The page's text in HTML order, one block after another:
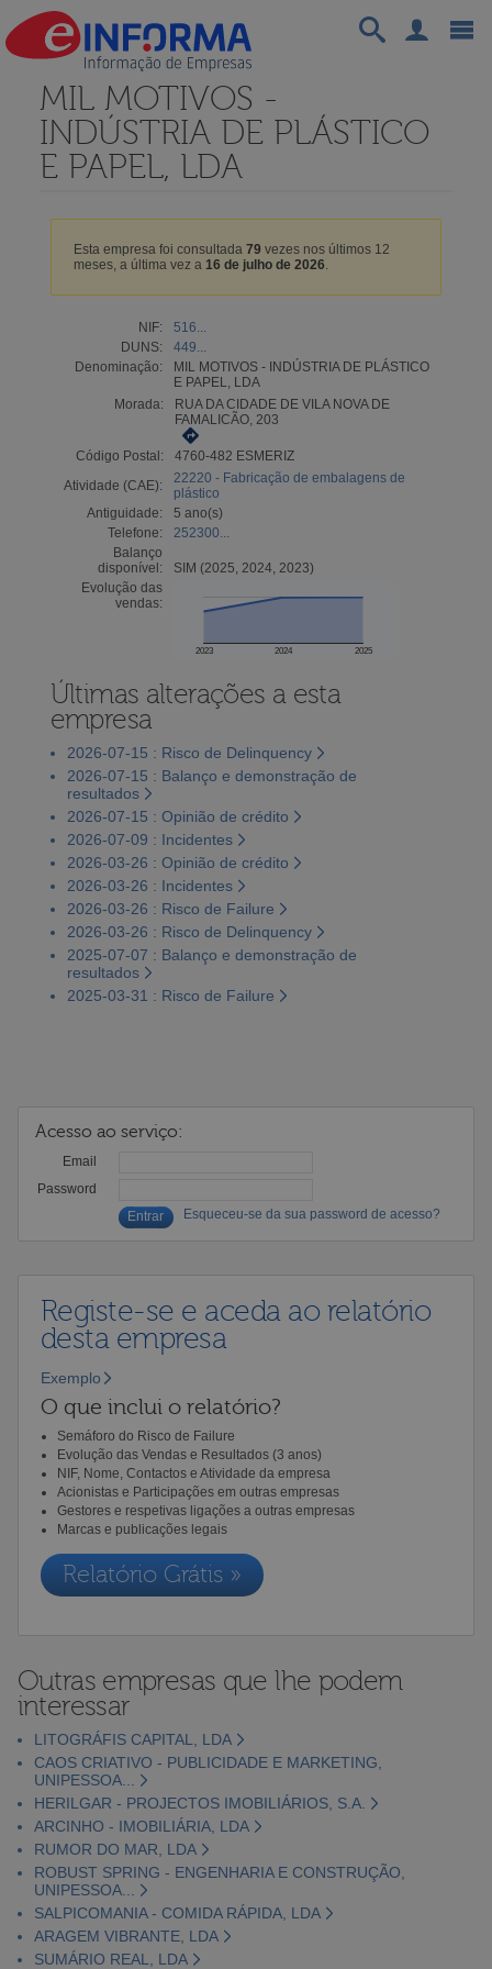
MIL MOTIVOS -
INDÚSTRIA DE PLÁSTICO
E PAPEL, LDA
Esta empresa foi consultada 79 vezes nos últimos 12
meses, a última vez a 16 de julho de 2026.
NIF:
516...
DUNS:
449...
Denominação:
MIL MOTIVOS - INDÚSTRIA DE PLÁSTICO
E PAPEL, LDA
Morada:
RUA DA CIDADE DE VILA NOVA DE
FAMALICÃO, 203
Código Postal:
4760-482 ESMERIZ
Atividade (CAE):
22220 - Fabricação de embalagens de
plástico
Antiguidade:
5 ano(s)
Telefone:
252300...
Balanço
disponível:
SIM (2025, 2024, 2023)
Evolução das
vendas:
2023 2024 2025
Últimas alterações a esta
empresa
2026-07-15 : Risco de Delinquency
2026-07-15 : Balanço e demonstração de
resultados
2026-07-15 : Opinião de crédito
2026-07-09 : Incidentes
2026-03-26 : Opinião de crédito
2026-03-26 : Incidentes
2026-03-26 : Risco de Failure
2026-03-26 : Risco de Delinquency
2025-07-07 : Balanço e demonstração de
resultados
2025-03-31 : Risco de Failure
Acesso ao serviço:
Email
Password
Esqueceu-se da sua password de acesso?
Registe-se e aceda ao relatório
desta empresa
Exemplo
O que inclui o relatório?
Semáforo do Risco de Failure
Evolução das Vendas e Resultados (3 anos)
NIF, Nome, Contactos e Atividade da empresa
Acionistas e Participações em outras empresas
Gestores e respetivas ligações a outras empresas
Marcas e publicações legais
Relatório Grátis »
Outras empresas que lhe podem
interessar
LITOGRÁFIS CAPITAL, LDA
CAOS CRIATIVO - PUBLICIDADE E MARKETING,
UNIPESSOA...
HERILGAR - PROJECTOS IMOBILIÁRIOS, S.A.
ARCINHO - IMOBILIÁRIA, LDA
RUMOR DO MAR, LDA
ROBUST SPRING - ENGENHARIA E CONSTRUÇÃO,
UNIPESSOA...
SALPICOMANIA - COMIDA RÁPIDA, LDA
ARAGEM VIBRANTE, LDA
SUMÁRIO REAL, LDA